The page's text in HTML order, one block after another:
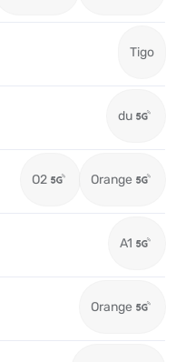
Tigo
du
O2 Orange
A1
Orange